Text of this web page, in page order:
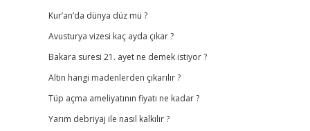
Kur’an’da dünya düz mü ?
Avusturya vizesi kaç ayda çıkar ?
Bakara suresi 21. ayet ne demek istiyor ?
Altın hangi madenlerden çıkarılır ?
Tüp açma ameliyatının fiyatı ne kadar ?
Yarım debriyaj ile nasıl kalkılır ?